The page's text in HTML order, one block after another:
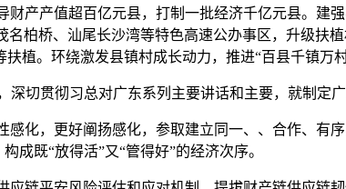
产值超百亿元县，打制一批经济千亿元县。建
柏桥、汕尾长沙湾等特色高速公办事区，升级
植。环绕激发县镇村成长动力，推进“百县千镇万
贯彻习总对广东系列主要讲话和主要，就制定广
，更好阐扬感化，参取建立同一、、合作、有序
成既“放得活”又“管得好”的经济次序。